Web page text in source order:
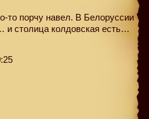
то порчу навел. В Белоруссии
столица колдовская есть…